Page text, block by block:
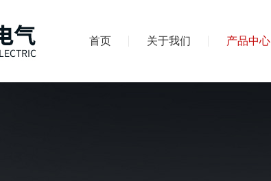
首页 关于我们 产品中心